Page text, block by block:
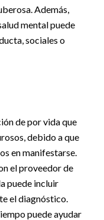
Además,
mental puede
sociales o
de por vida que
debido a que
en manifestarse.
el proveedor de
puede incluir
el diagnóstico.
puede ayudar